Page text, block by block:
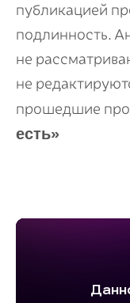
публикацией
подлинность.
не
не
прошедшие
есть»